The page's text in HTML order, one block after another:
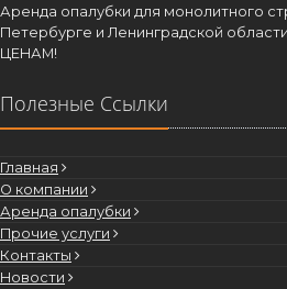
ЦЕНАМ!
Полезные Ссылки
Главная
Аренда опалубки
Прочие услуги
Контакты
Новости
Наши Контакты